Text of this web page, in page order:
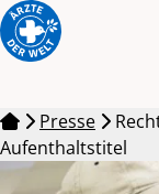
Presse
Aufenthaltstitel